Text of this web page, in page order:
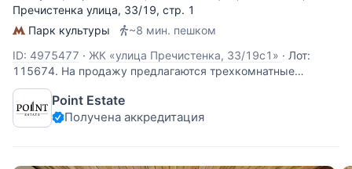
Пречистенка улица, 33/19, стр. 1
Парк культуры
~8 мин. пешком
ID: 4975477 · ЖК «улица Пречистенка, 33/19с1» · Лот:
115674. На продажу предлагаются трехкомнатные
апартаменты свободной планировки, площадью 109 кв.м.,
в историческом центре столицы. Возможная планировка:
кухня-гостиная, две спальни, одна из которых со своим
Point Estate
Получена аккредитация